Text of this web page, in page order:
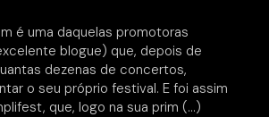
é uma daquelas promotoras
blogue) que, depois de
dezenas de concertos,
o seu próprio festival. E foi assim
que, logo na sua prim